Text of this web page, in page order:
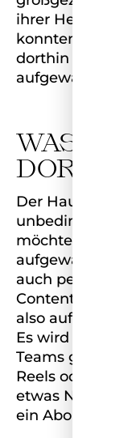
ihrer Heimat
konnten wir es
dorthin zu
aufgewachsen
WAS
DORT?
Der
unbedingt
möchten und
aufgewachsen
auch perfekt
Content für
also auf zwei
Es wird täglich
Teams geben.
Reels oder
etwas Neues
ein Abo da, um